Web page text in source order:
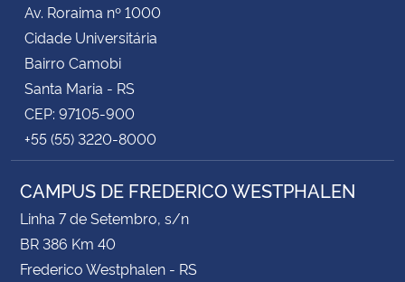
Av. Roraima nº 1000
Cidade Universitária
Bairro Camobi
Santa Maria - RS
CEP: 97105-900
+55 (55) 3220-8000
CAMPUS DE FREDERICO WESTPHALEN
Linha 7 de Setembro, s/n
BR 386 Km 40
Frederico Westphalen - RS